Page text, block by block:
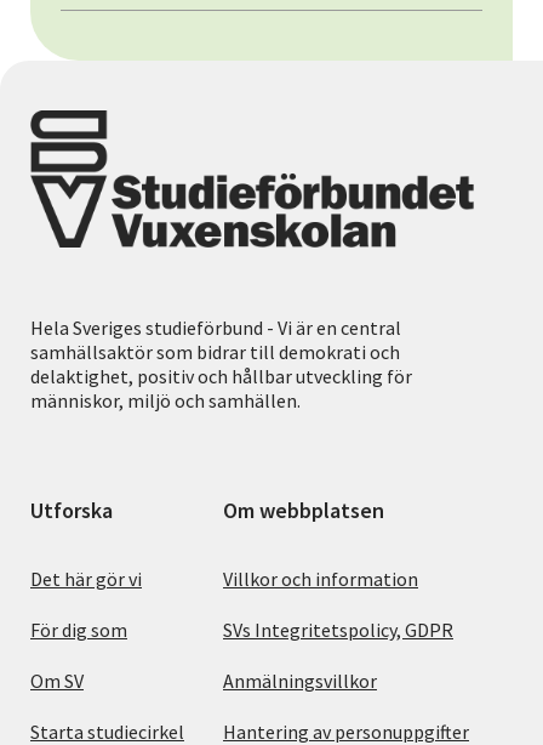
Hela Sveriges studieförbund - Vi är en central
samhällsaktör som bidrar till demokrati och
delaktighet, positiv och hållbar utveckling för
människor, miljö och samhällen.
Utforska
Det här gör vi
För dig som
Om SV
Starta studiecirkel
Om webbplatsen
Villkor och information
SVs Integritetspolicy, GDPR
Anmälningsvillkor
Hantering av personuppgifter